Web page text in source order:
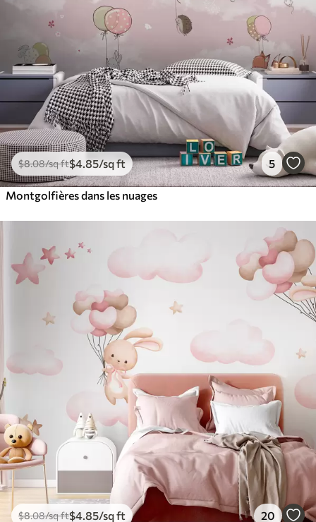
$8.08/sq ft$4 .85/sq ft 5
Montgolfières dans les nuages
$8.08/sq ft$4 .85/sq ft 20